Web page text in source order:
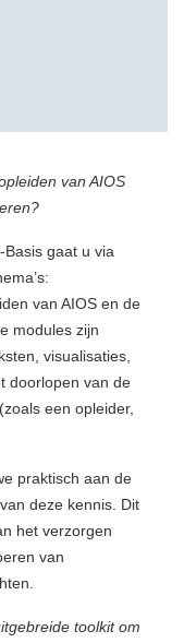
van AIOS
Basis gaat u via
van AIOS en de
modules zijn
visualisaties,
doorlopen van de
een opleider,
praktisch aan de
deze kennis. Dit
het verzorgen
van
toolkit om